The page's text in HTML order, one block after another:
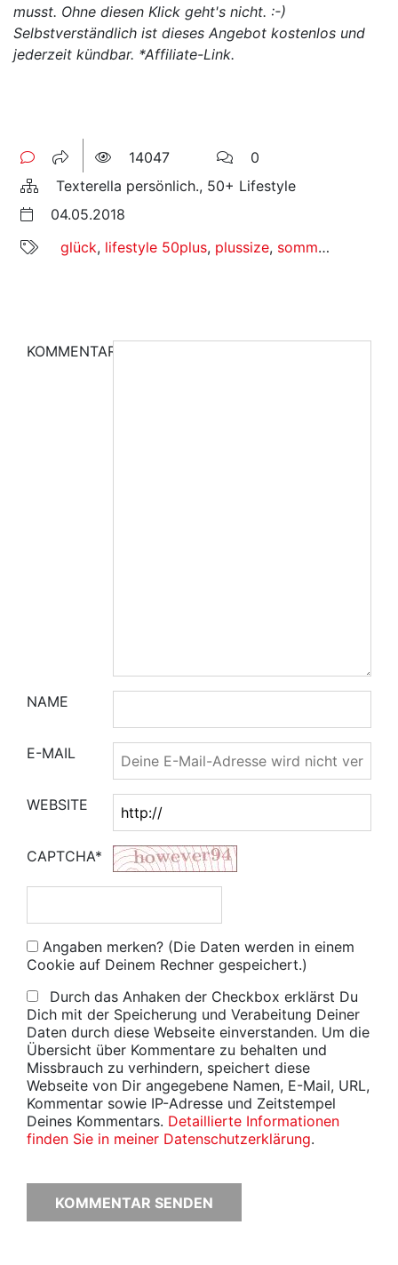
musst. Ohne diesen Klick geht's nicht. :-)
Selbstverständlich ist dieses Angebot kostenlos und
jederzeit kündbar. *Affiliate-Link.
14047
0
Texterella persönlich., 50+ Lifestyle
04.05.2018
glück, lifestyle 50plus, plussize, sommer
KOMMENTAR
NAME
E-MAIL
WEBSITE
CAPTCHA*
Angaben merken? (Die Daten werden in einem
Cookie auf Deinem Rechner gespeichert.)
Durch das Anhaken der Checkbox erklärst Du
Dich mit der Speicherung und Verabeitung Deiner
Daten durch diese Webseite einverstanden. Um die
Übersicht über Kommentare zu behalten und
Missbrauch zu verhindern, speichert diese
Webseite von Dir angegebene Namen, E-Mail, URL,
Kommentar sowie IP-Adresse und Zeitstempel
Deines Kommentars. Detaillierte Informationen
finden Sie in meiner Datenschutzerklärung.